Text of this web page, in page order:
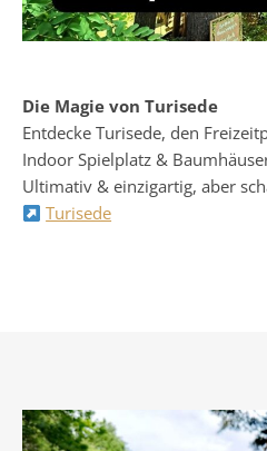
Die Magie von Turisede
Entdecke Turisede, den
Indoor Spielplatz &
Ultimativ & einzigartig, aber
Turisede